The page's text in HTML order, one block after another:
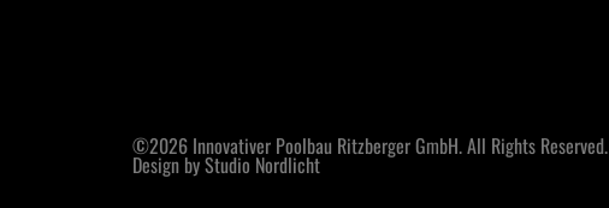
©2026 Innovativer Poolbau Ritzberger GmbH. All Rights Reserved.
Design by Studio Nordlicht